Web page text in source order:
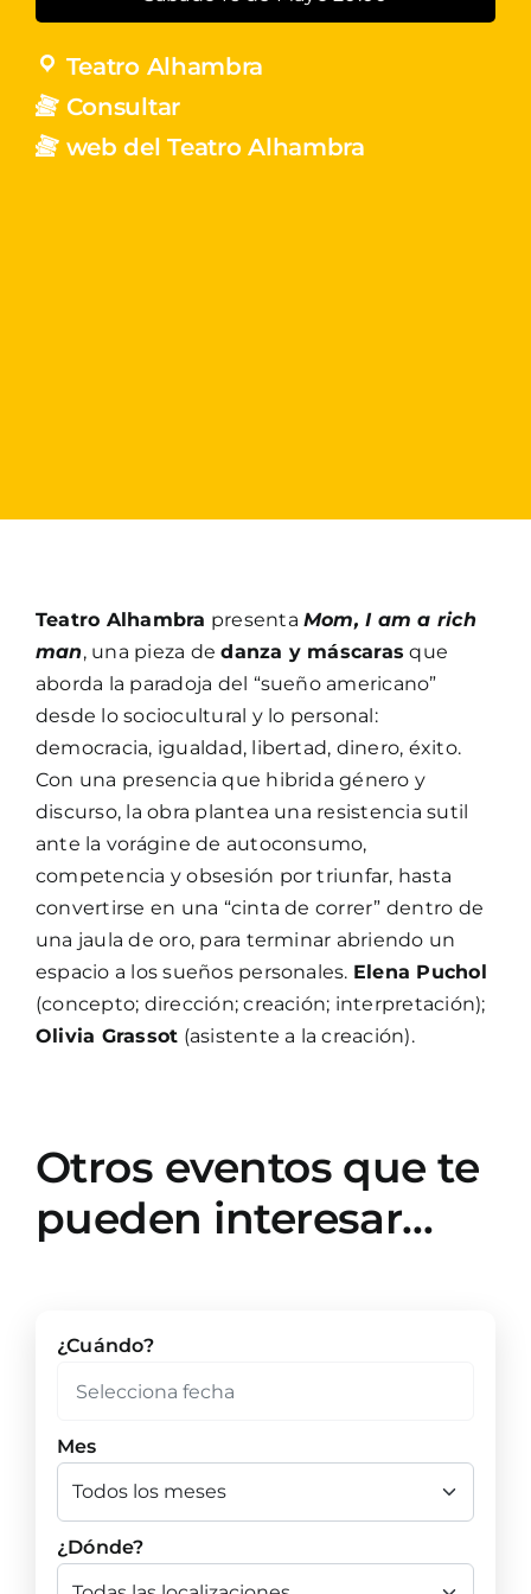
Teatro Alhambra
Consultar
web del Teatro Alhambra
Teatro Alhambra presenta Mom, I am a rich
man, una pieza dedanza y máscaras que
aborda la paradoja del “sueño americano”
desde lo sociocultural y lo personal:
democracia, igualdad, libertad, dinero, éxito.
Con una presencia que hibrida género y
discurso, la obra plantea una resistencia sutil
ante la vorágine de autoconsumo,
competencia y obsesión por triunfar, hasta
convertirse en una “cinta de correr” dentro de
una jaula de oro, para terminar abriendo un
espacio a los sueños personales. Elena Puchol
(concepto; dirección; creación; interpretación);
Olivia Grassot (asistente a la creación).
Otros eventos que te
pueden interesar…
¿Cuándo?
Mes
¿Dónde?